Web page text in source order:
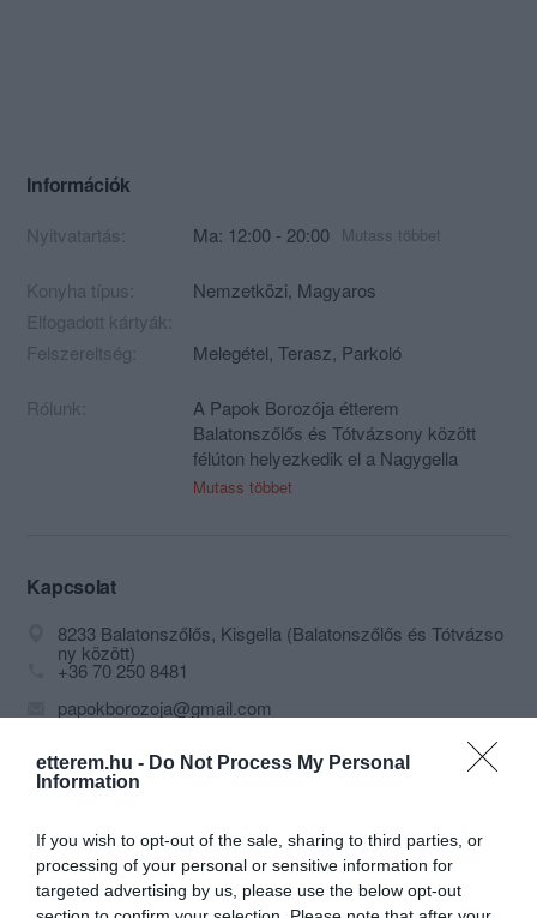
etterem.hu - Do Not Process My Personal
Information
If you wish to opt-out of the sale, sharing to third parties, or
processing of your personal or sensitive information for
targeted advertising by us, please use the below opt-out
Információk
Nyitvatartás: Ma: 12:00 - 20:00 Mutass többet
Konyha típus: Nemzetközi, Magyaros
Elfogadott kártyák:
Felszereltség:
Melegétel, Terasz, Parkoló
Rólunk:
A Papok Borozója étterem
Balatonszőlős és Tótvázsony között
félúton helyezkedik el a Nagygella
mellett a Kisgella oldalában, egyedi
házigazdák fogadják az idelátogatókat.
Amit csak lehet, házilag készít, és
A borozóhoz tartozik egy kisállat
Miért éppen Papok és miért Borozó?
Mindkét kérdésre fény derül, csak tarts
Mutass többet
Kapcsolat
8233 Balatonszőlős, Kisgella (Balatonszőlős és Tótvázso
ny között)
+36 70 250 8481
papokborozoja@gmail.com
fb.com/Papok-Boroz%C3%B3ja-380744972712730/